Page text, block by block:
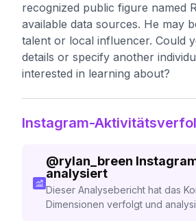
recognized public figure named
available data sources. He may
talent or local influencer. Could
details or specify another
interested in learning about?
Instagram-
@rylan_breen
analysiert
Dieser Analysebericht hat das
Dimensionen verfolgt und